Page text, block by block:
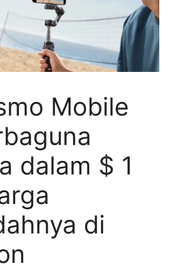
Mobile
dalam $ 1
di